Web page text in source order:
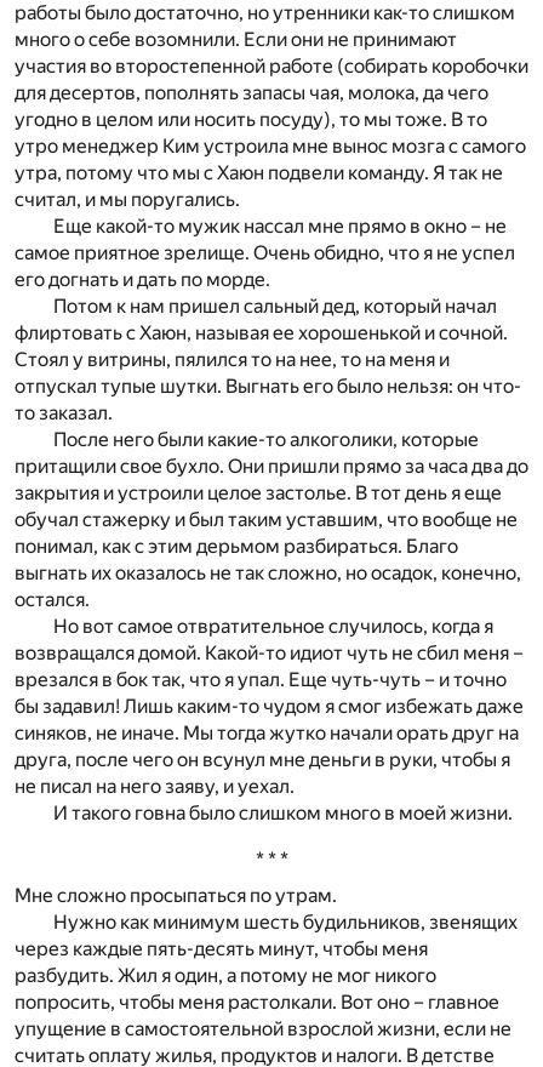
работы было достаточно, но утренники как-то слишком
много о себе возомнили. Если они не принимают
участия во второстепенной работе (собирать коробочки
для десертов, пополнять запасы чая, молока, да чего
угодно в целом или носить посуду), то мы тоже. В то
утро менеджер Ким устроила мне вынос мозга с самого
утра, потому что мы с Хаюн подвели команду. Я так не
считал, и мы поругались.
Еще какой-то мужик нассал мне прямо в окно – не
самое приятное зрелище. Очень обидно, что я не успел
его догнать и дать по морде.
Потом к нам пришел сальный дед, который начал
флиртовать с Хаюн, называя ее хорошенькой и сочной.
Стоял у витрины, пялился то на нее, то на меня и
отпускал тупые шутки. Выгнать его было нельзя: он что-
то заказал.
После него были какие-то алкоголики, которые
притащили свое бухло. Они пришли прямо за часа два до
закрытия и устроили целое застолье. В тот день я еще
обучал стажерку и был таким уставшим, что вообще не
понимал, как с этим дерьмом разбираться. Благо
выгнать их оказалось не так сложно, но осадок, конечно,
остался.
Но вот самое отвратительное случилось, когда я
возвращался домой. Какой-то идиот чуть не сбил меня –
врезался в бок так, что я упал. Еще чуть-чуть – и точно
бы задавил! Лишь каким-то чудом я смог избежать даже
синяков, не иначе. Мы тогда жутко начали орать друг на
друга, после чего он всунул мне деньги в руки, чтобы я
не писал на него заяву, и уехал.
И такого говна было слишком много в моей жизни.
* * *
Мне сложно просыпаться по утрам.
Нужно как минимум шесть будильников, звенящих
через каждые пять-десять минут, чтобы меня
разбудить. Жил я один, а потому не мог никого
попросить, чтобы меня растолкали. Вот оно – главное
упущение в самостоятельной взрослой жизни, если не
считать оплату жилья, продуктов и налоги. В детстве